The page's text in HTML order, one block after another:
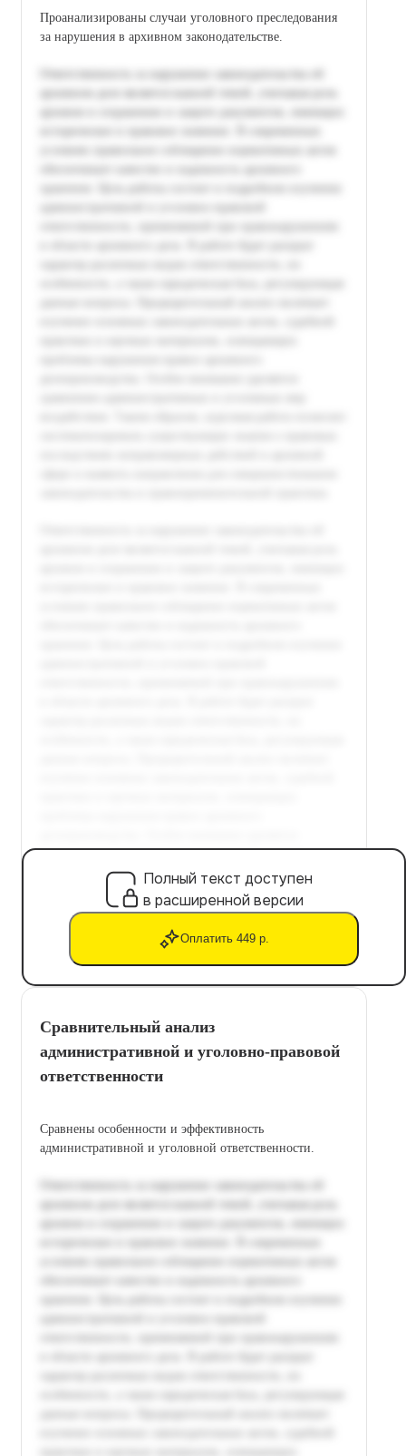
Проанализированы случаи уголовного преследования
за нарушения в архивном законодательстве.
Полный текст доступен
в расширенной версии
Оплатить 449 р.
Сравнительный анализ
административной и уголовно-правовой
ответственности
Сравнены особенности и эффективность
административной и уголовной ответственности.